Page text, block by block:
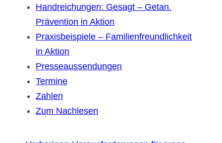
Handreichungen: Gesagt – Getan.
Prävention in Aktion
Praxisbeispiele – Familienfreundlichkeit
in Aktion
Presseaussendungen
Termine
Zahlen
Zum Nachlesen